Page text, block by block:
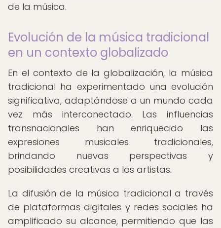
de la música.
Evolución de la música tradicional
en un contexto globalizado
En el contexto de la globalización, la música
tradicional ha experimentado una evolución
significativa, adaptándose a un mundo cada
vez más interconectado. Las influencias
transnacionales han enriquecido las
expresiones musicales tradicionales,
brindando nuevas perspectivas y
posibilidades creativas a los artistas.
La difusión de la música tradicional a través
de plataformas digitales y redes sociales ha
amplificado su alcance, permitiendo que las